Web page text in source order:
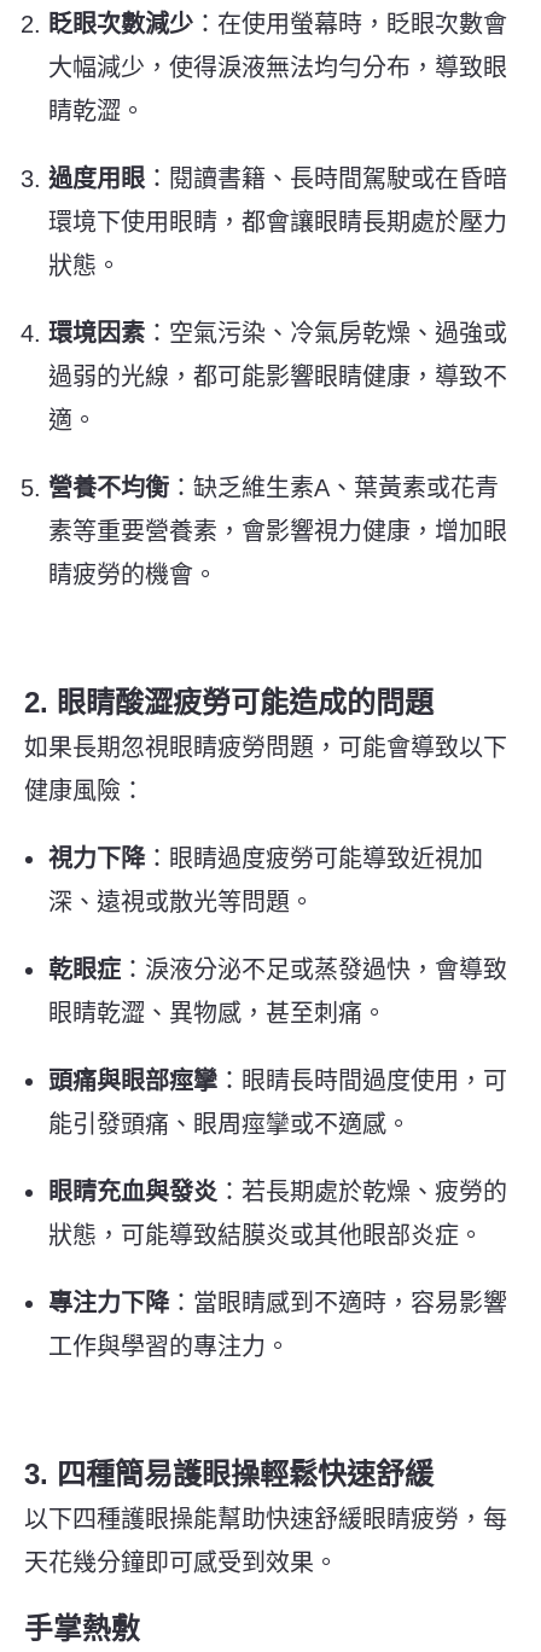
眨眼次數減少 ：在使用螢幕時，眨眼次數會
大幅減少，使得淚液無法均勻分布，導致眼
睛乾澀。
過度用眼 ：閱讀書籍、長時間駕駛或在昏暗
環境下使用眼睛，都會讓眼睛長期處於壓力
狀態。
環境因素 ：空氣污染、冷氣房乾燥、過強或
過弱的光線，都可能影響眼睛健康，導致不
適。
營養不均衡 ：缺乏維生素A、葉黃素或花青
素等重要營養素，會影響視力健康，增加眼
睛疲勞的機會。
2. 眼睛酸澀疲勞可能造成的問題
如果長期忽視眼睛疲勞問題，可能會導致以下
健康風險：
視力下降：眼睛過度疲勞可能導致近視加
深、遠視或散光等問題。
乾眼症 ：淚液分泌不足或蒸發過快，會導致
眼睛乾澀、異物感，甚至刺痛。
頭痛與眼部痙攣 ：眼睛長時間過度使用，可
能引發頭痛、眼周痙攣或不適感。
眼睛充血與發炎 ：若長期處於乾燥、疲勞的
狀態，可能導致結膜炎或其他眼部炎症。
專注力下降：當眼睛感到不適時，容易影響
工作與學習的專注力。
3. 四種簡易護眼操輕鬆快速舒緩
以下四種護眼操能幫助快速舒緩眼睛疲勞，每
天花幾分鐘即可感受到效果。
手掌熱敷